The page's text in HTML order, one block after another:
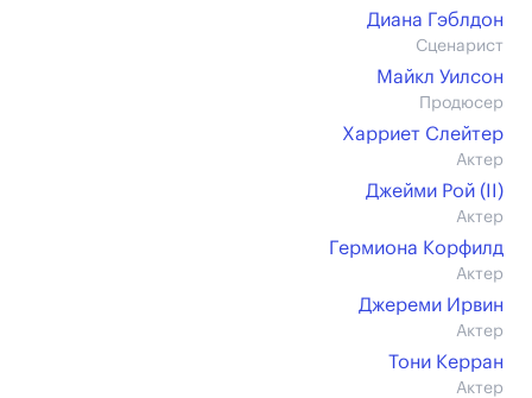
Диана Гэблдон
Сценарист
Майкл Уилсон
Продюсер
Харриет Слейтер
Актер
Джейми Рой (II)
Актер
Гермиона Корфилд
Актер
Джереми Ирвин
Актер
Тони Керран
Актер